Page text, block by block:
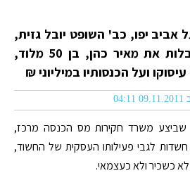
יפו, כב' השופט יובל גזית,
שחרר אמש תחת מגבלות את מאיר כהן, בן 50 מלוד,
ועל הכנסותיו במיליוני ₪
שביצע משרד חקירות מס הכנסה מרכז,
לגבי פעילותו העסקית של החשוד,
כשכיר ולא כעצמאי.